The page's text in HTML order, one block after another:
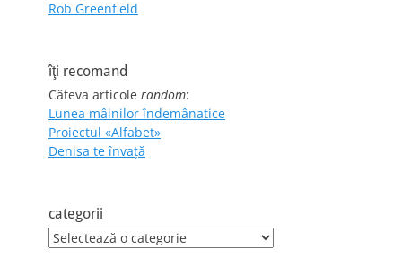
Rob Greenfield
îţi recomand
Câteva articole random:
Lunea mâinilor îndemânatice
Proiectul «Alfabet»
Denisa te învaţă
categorii
categorii